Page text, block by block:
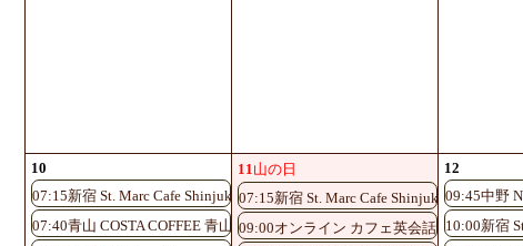
10
07:15新宿 St. Marc Cafe Shinjuku Shinminami-guchi
07:40青山 COSTA COFFEE 青山ツインタワー店
11山の日
07:15新宿 St. Marc Cafe Shinjuku
09:00オンライン カフェ英会話♪
12
09:45中野
10:00新宿